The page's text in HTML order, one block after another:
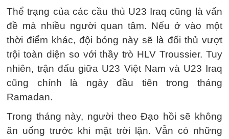
Thể trạng của các cầu thủ U23 Iraq cũng là vấn
đề mà nhiều người quan tâm. Nếu ở vào một
thời điểm khác, đội bóng này sẽ là đối thủ vượt
trội toàn diện so với thầy trò HLV Troussier. Tuy
nhiên, trận đấu giữa U23 Việt Nam và U23 Iraq
cũng chính là ngày đầu tiên trong tháng
Ramadan.
Trong tháng này, người theo Đạo hồi sẽ không
ăn uống trước khi mặt trời lặn. Vẫn có những